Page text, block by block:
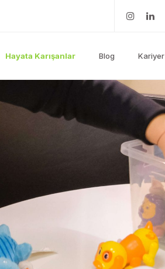
Hayata Karışanlar Blog Kariyer